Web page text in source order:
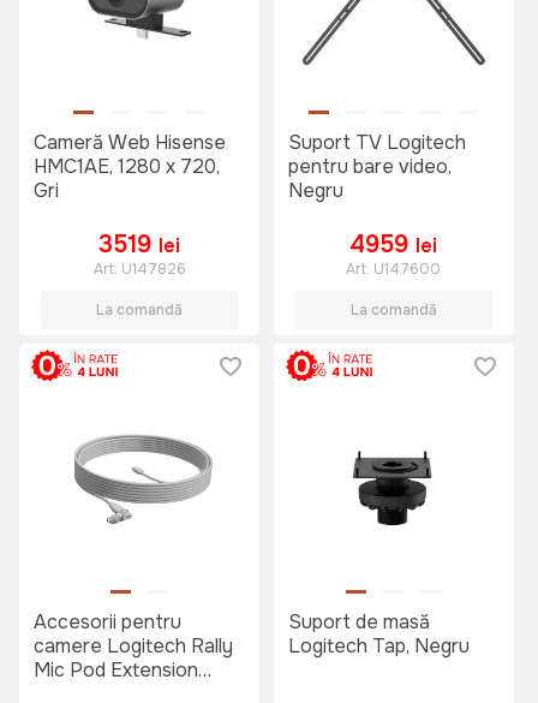
Cameră Web Hisense
HMC1AE, 1280 x 720,
Gri
3519 lei
Art: U147826
La comandă
Suport TV Logitech
pentru bare video,
Negru
4959 lei
Art: U147600
La comandă
Accesorii pentru
camere Logitech Rally
Mic Pod Extension
Suport de masă
Logitech Tap, Negru